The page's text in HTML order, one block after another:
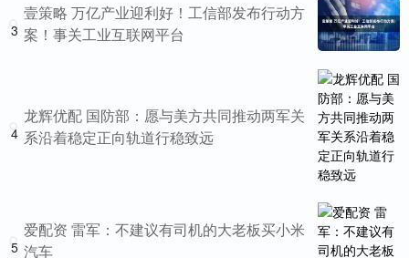
3
壹策略 万亿产业迎利好！工信部发布行动方
案！事关工业互联网平台
4
龙辉优配 国防部：愿与美方共同推动两军关
系沿着稳定正向轨道行稳致远
5
爱配资 雷军：不建议有司机的大老板买小米
汽车